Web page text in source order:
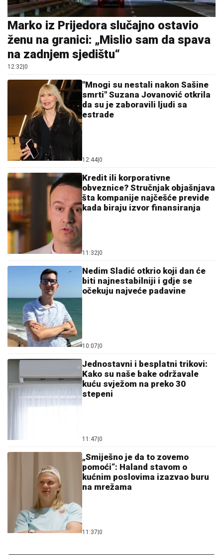
Marko iz Prijedora slučajno ostavio
ženu na granici: „Mislio sam da spava
na zadnjem sjedištu“
12:32 0
"Mnogi su nestali nakon Sašine
smrti" Suzana Jovanović otkrila
da su je zaboravili ljudi sa
estrade
12:44 0
Kredit ili korporativne
obveznice? Stručnjak objašnjava
šta kompanije najčešće previde
kada biraju izvor finansiranja
11:32 0
Nedim Sladić otkrio koji dan će
biti najnestabilniji i gdje se
očekuju najveće padavine
10:07 0
Jednostavni i besplatni trikovi:
Kako su naše bake održavale
kuću svježom na preko 30
stepeni
11:47 0
„Smiješno je da to zovemo
pomoći“: Haland stavom o
kućnim poslovima izazvao buru
na mrežama
11:37 0